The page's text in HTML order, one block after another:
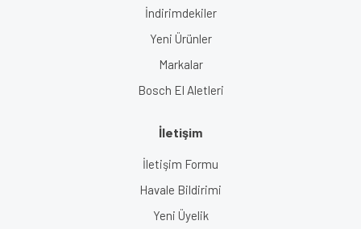
İndirimdekiler
Yeni Ürünler
Markalar
Bosch El Aletleri
İletişim
İletişim Formu
Havale Bildirimi
Yeni Üyelik